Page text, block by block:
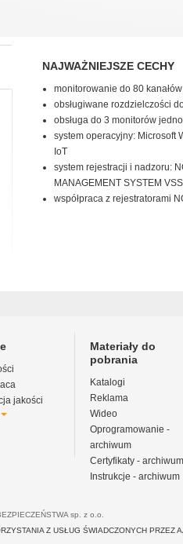
NAJWAŻNIEJSZE CECHY
monitorowanie do 80 kanałów
obsługiwane rozdzielczości
obsługa do 3 monitorów
system operacyjny: Microsoft
IoT
system rejestracji i nadzoru:
MANAGEMENT SYSTEM VSS
współpraca z rejestratorami
jakości
Materiały do
pobrania
Katalogi
Reklama
Wideo
Oprogramowanie -
archiwum
Certyfikaty - archiwum
Instrukcje - archiwum
sp. z o.o.
Z USŁUG ŚWIADCZONYCH PRZEZ